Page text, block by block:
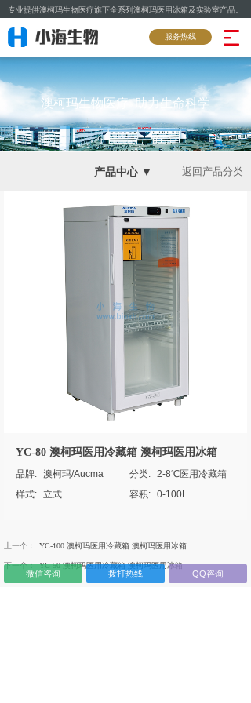
专业提供澳柯玛生物医疗旗下全系列澳柯玛医用冰箱及实验室产品。
澳柯玛生物医疗 助力生命科学
YC-80 澳柯玛医用冷藏箱 澳柯玛医用冰箱
品牌: 澳柯玛/Aucma 分类: 2-8℃医用冷藏箱
样式: 立式 容积: 0-100L
上一个： YC-100 澳柯玛医用冷藏箱 澳柯玛医用冰箱
下一个： YC-50 澳柯玛医用冷藏箱 澳柯玛医用冰箱
服务热线
产品中心 ▼ 返回产品分类
拨打热线 QQ咨询
微信咨询